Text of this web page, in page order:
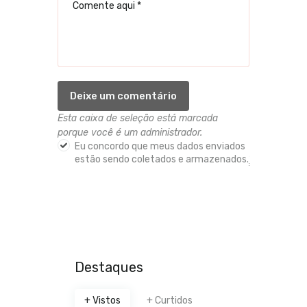
Esta caixa de seleção está marcada
porque você é um administrador.
Eu concordo que meus dados enviados
estão sendo coletados e armazenados.
Destaques
+ Vistos + Curtidos